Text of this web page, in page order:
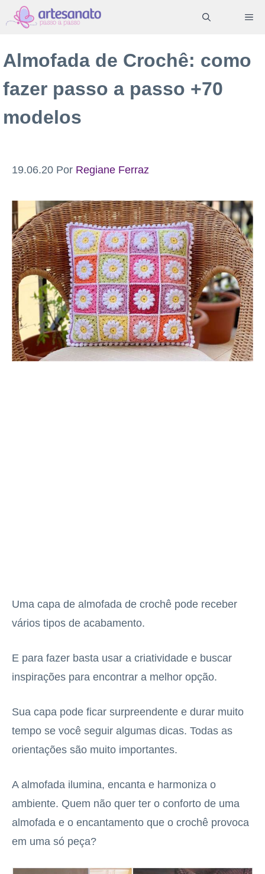
Pular
para
conteúdo
Almofada de Crochê: como
fazer passo a passo +70
modelos
19.06.20 Por Regiane Ferraz
Uma capa de almofada de crochê pode receber
vários tipos de acabamento.
E para fazer basta usar a criatividade e buscar
inspirações para encontrar a melhor opção.
Sua capa pode ficar surpreendente e durar muito
tempo se você seguir algumas dicas. Todas as
orientações são muito importantes.
A almofada ilumina, encanta e harmoniza o
ambiente. Quem não quer ter o conforto de uma
almofada e o encantamento que o crochê provoca
em uma só peça?